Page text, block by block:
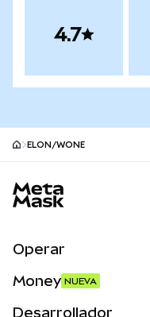
4.7
ELON/WONE
Operar
Money NUEVA
Desarrollador